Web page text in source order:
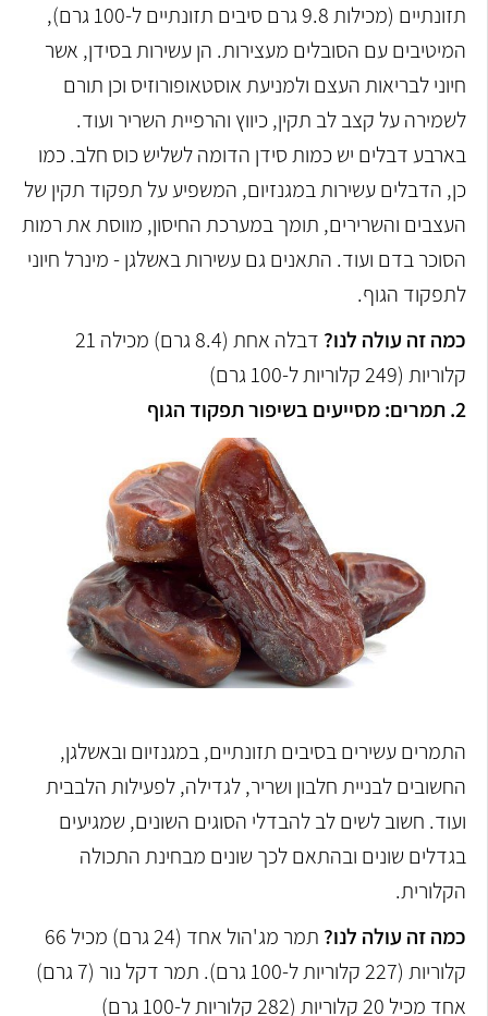
תזונתיים (מכילות 9.8 גרם סיבים תזונתיים ל-100 גרם),
המיטיבים עם הסובלים מעצירות. הן עשירות בסידן, אשר
חיוני לבריאות העצם ולמניעת אוסטאופורוזיס וכן תורם
לשמירה על קצב לב תקין, כיווץ והרפיית השריר ועוד.
בארבע דבלים יש כמות סידן הדומה לשליש כוס חלב. כמו
כן, הדבלים עשירות במגנזיום, המשפיע על תפקוד תקין של
העצבים והשרירים, תומך במערכת החיסון, מווסת את רמות
הסוכר בדם ועוד. התאנים גם עשירות באשלגן - מינרל חיוני
לתפקוד הגוף.
כמה זה עולה לנו?
דבלה אחת (8.4 גרם) מכילה 21
קלוריות (249 קלוריות ל-100 גרם)
2. תמרים: מסייעים בשיפור תפקוד הגוף
התמרים עשירים בסיבים תזונתיים, במגנזיום ובאשלגן,
החשובים לבניית חלבון ושריר, לגדילה, לפעילות הלבבית
ועוד. חשוב לשים לב להבדלי הסוגים השונים, שמגיעים
בגדלים שונים ובהתאם לכך שונים מבחינת התכולה
הקלורית.
כמה זה עולה לנו?
תמר מג'הול אחד (24 גרם) מכיל 66
קלוריות (227 קלוריות ל-100 גרם). תמר דקל נור (7 גרם)
אחד מכיל 20 קלוריות (282 קלוריות ל-100 גרם)